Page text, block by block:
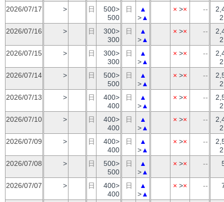
2026/07/17
> 日
500>
500
日
▲
>▲
× >× --
2026/07/16
> 日
300>
300
日
▲
>▲
× >× --
2026/07/15
> 日
300>
300
日
▲
>▲
× >× --
2026/07/14
> 日
500>
500
日
▲
>▲
× >× --
2026/07/13
> 日
400>
400
日
▲
>▲
× >× --
2026/07/10
> 日
400>
400
日
▲
>▲
× >× --
2026/07/09
> 日
400>
400
日
▲
>▲
× >× --
2026/07/08
> 日
500>
500
日
▲
>▲
× >× --
2026/07/07 > 日
400>
400
日
▲
>▲
× >× --